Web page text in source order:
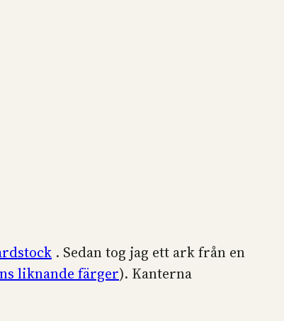
. Sedan tog jag ett ark från en
liknande färger). Kanterna